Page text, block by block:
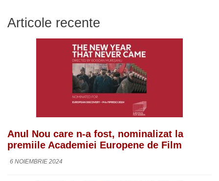
Articole recente
Anul Nou care n-a fost, nominalizat la
premiile Academiei Europene de Film
6 NOIEMBRIE 2024